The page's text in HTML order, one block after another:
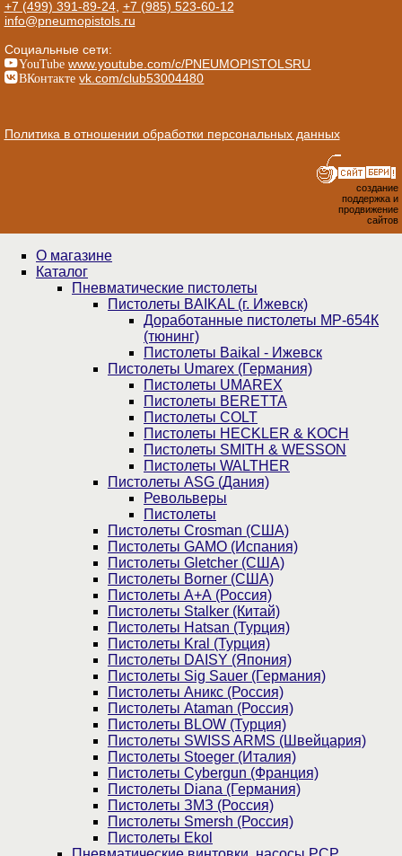
+7 (499) 391-89-24, +7 (985) 523-60-12
info@pneumopistols.ru
Социальные сети:
YouTube www.youtube.com/c/PNEUMOPISTOLSRU
ВКонтакте vk.com/club53004480
Политика в отношении обработки персональных данных
создание
поддержка и
продвижение
сайтов
О магазине
Каталог
Пнев­ма­ти­чес­кие пистолеты
Пистолеты BAIKAL (г. Ижевск)
Доработанные пистолеты МР-654К
(тюнинг)
Пистолеты Baikal - Ижевск
Пистолеты Umarex (Германия)
Пистолеты UMAREX
Пистолеты BERETTA
Пистолеты COLT
Пистолеты HECKLER & KOCH
Пистолеты SMITH & WESSON
Пистолеты WALTHER
Пистолеты ASG (Дания)
Револьверы
Пистолеты
Пистолеты Crosman (США)
Пистолеты GAMO (Испания)
Пистолеты Gletcher (США)
Пистолеты Borner (США)
Пистолеты А+А (Россия)
Пистолеты Stalker (Китай)
Пистолеты Hatsan (Турция)
Пистолеты Kral (Турция)
Пистолеты DAISY (Япония)
Пистолеты Sig Sauer (Германия)
Пистолеты Аникс (Россия)
Пистолеты Ataman (Россия)
Пистолеты BLOW (Турция)
Пистолеты SWISS ARMS (Швейцария)
Пистолеты Stoeger (Италия)
Пистолеты Cybergun (Франция)
Пистолеты Diana (Германия)
Пистолеты ЗМЗ (Россия)
Пистолеты Smersh (Россия)
Пистолеты Ekol